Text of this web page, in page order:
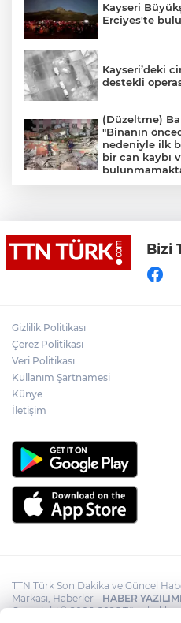
Kayseri
Erciyes'te
Kayseri’deki
destekli
(Düzeltme)
"Binanın
nedeniyle ilk
bir can kaybı
bir kişi ağır
Çanakkale’de,
yapılan
yaşındaki
Bakan
Bizi
Gizlilik Politikası
Çerez Politikası
Veri Politikası
Kullanım Şartnamesi
Künye
İletişim
TTN Türk Son Dakika ve Güncel
Markası, Haberler - HABER YAZILIMI
Copyright© 2006-2026 Tüm hakları